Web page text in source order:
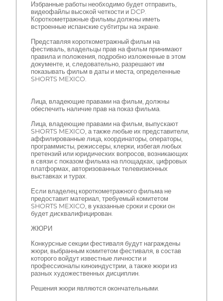
Избранные работы необходимо будет отправить,
видеофайлы высокой четкости и DCP.
Короткометражные фильмы должны иметь
встроенные испанские субтитры на экране.
Представляя короткометражный фильм на
фестиваль, владельцы прав на фильм принимают
правила и положения, подробно изложенные в этом
документе, и, следовательно, разрешают им
показывать фильм в даты и места, определенные
SHORTS MEXICO.
Лица, владеющие правами на фильм, должны
обеспечить наличие прав на показ фильма.
Лица, владеющие правами на фильм, выпускают
SHORTS MEXICO, а также любые их представители,
аффилированные лица, координаторы, операторы,
программисты, режиссеры, клерки, избегая любых
претензий или юридических вопросов, возникающих
в связи с показом фильма на площадках, цифровых
платформах, авторизованных телевизионных
выставках и турах.
Если владелец короткометражного фильма не
предоставит материал, требуемый комитетом
SHORTS MEXICO, в указанные сроки и сроки он
будет дисквалифицирован.
ЖЮРИ
Конкурсные секции фестиваля будут награждены
жюри, выбранным комитетом фестиваля, в состав
которого войдут известные личности и
профессионалы киноиндустрии, а также жюри из
разных художественных дисциплин.
Решения жюри являются окончательными.